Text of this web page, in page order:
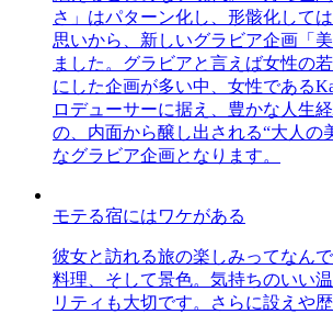
さ」はパターン化し、形骸化して
思いから、新しいグラビア企画「
ました。グラビアと言えば女性の
にした企画が多い中、女性である
ロデューサーに据え、豊かな人生
の、内面から醸し出される“大人の
なグラビア企画となります。
モテる宿にはワケがある
彼女と訪れる旅の楽しみってなん
料理、そして景色。気持ちのいい
リティも大切です。さらに設えや